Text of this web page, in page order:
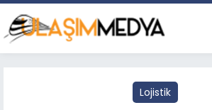
Lojistik